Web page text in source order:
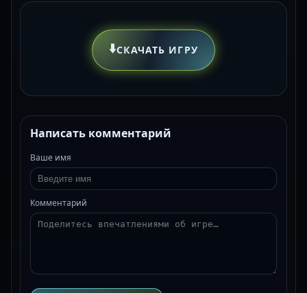
⬇️СКАЧАТЬ ИГРУ
Написать комментарий
Ваше имя
Комментарий